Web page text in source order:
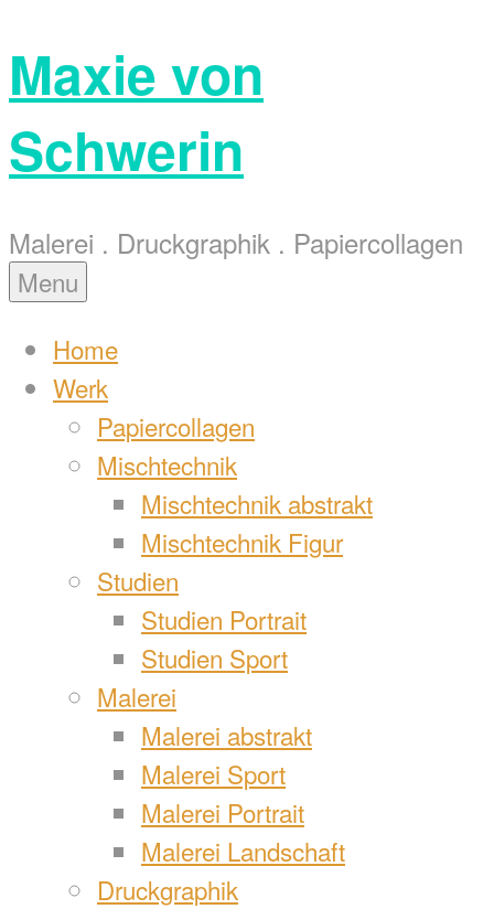
Skip
to
content
Maxie von
Schwerin
Malerei . Druckgraphik . Papiercollagen
Menu
Home
Werk
Papiercollagen
Mischtechnik
Mischtechnik abstrakt
Mischtechnik Figur
Studien
Studien Portrait
Studien Sport
Malerei
Malerei abstrakt
Malerei Sport
Malerei Portrait
Malerei Landschaft
Druckgraphik